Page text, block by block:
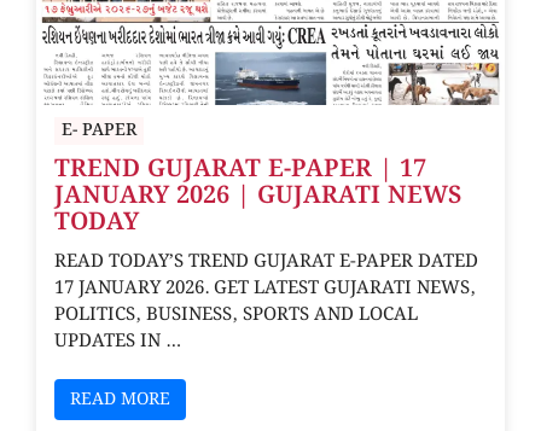
E- PAPER
TREND GUJARAT E-PAPER | 17
JANUARY 2026 | GUJARATI NEWS
TODAY
READ TODAY’S TREND GUJARAT E-PAPER DATED
17 JANUARY 2026. GET LATEST GUJARATI NEWS,
POLITICS, BUSINESS, SPORTS AND LOCAL
UPDATES IN …
READ MORE